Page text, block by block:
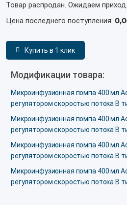
Товар распродан. Ожидаем приход.
Цена последнего поступления:
Купить в 1 клик
Модификации товара:
Микроинфузионная помпа 400 мл
регулятором скоростью потока B
Микроинфузионная помпа 400 мл
регулятором скоростью потока B
Микроинфузионная помпа 400 мл
регулятором скоростью потока B
Микроинфузионная помпа 400 мл
регулятором скоростью потока B